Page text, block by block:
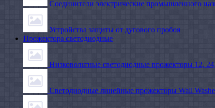
Соединители электрические промышленного
Устройства защиты от дугового пробоя
Прожектора светодиодные
Низковольтные светодиодные прожекторы 12,
Светодиодные линейные прожекторы Wall